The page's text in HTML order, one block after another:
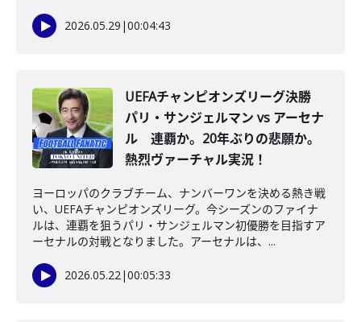
2026.05.29 |00:04:43
UEFAチャンピオンズリーグ決勝
パリ・サンジェルマン vs アーセナ
ル 連覇か。20年ぶりの悲願か。
熱烈ヴァーチャル実況！
ヨーロッパのクラブチーム、ナンバーワンを決める熱き戦
い、UEFAチャンピオンズリーグ。今シーズンのファイナ
ルは、連覇を狙うパリ・サンジェルマン初優勝を目指すア
ーセナルの対戦となりました。アーセナルは、...
2026.05.22|00:05:33